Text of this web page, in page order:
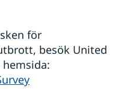
för
besök United
hemsida: